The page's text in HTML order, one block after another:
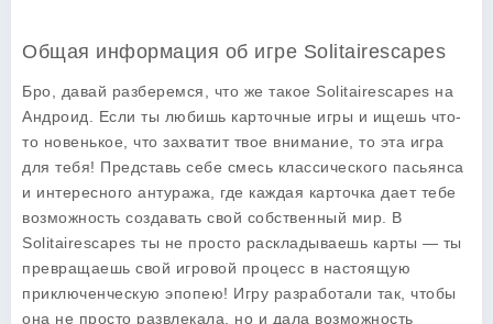
Общая информация об игре Solitairescapes
Бро, давай разберемся, что же такое Solitairescapes на
Андроид. Если ты любишь карточные игры и ищешь что-
то новенькое, что захватит твое внимание, то эта игра
для тебя! Представь себе смесь классического пасьянса
и интересного антуража, где каждая карточка дает тебе
возможность создавать свой собственный мир. В
Solitairescapes ты не просто раскладываешь карты — ты
превращаешь свой игровой процесс в настоящую
приключенческую эпопею! Игру разработали так, чтобы
она не просто развлекала, но и дала возможность